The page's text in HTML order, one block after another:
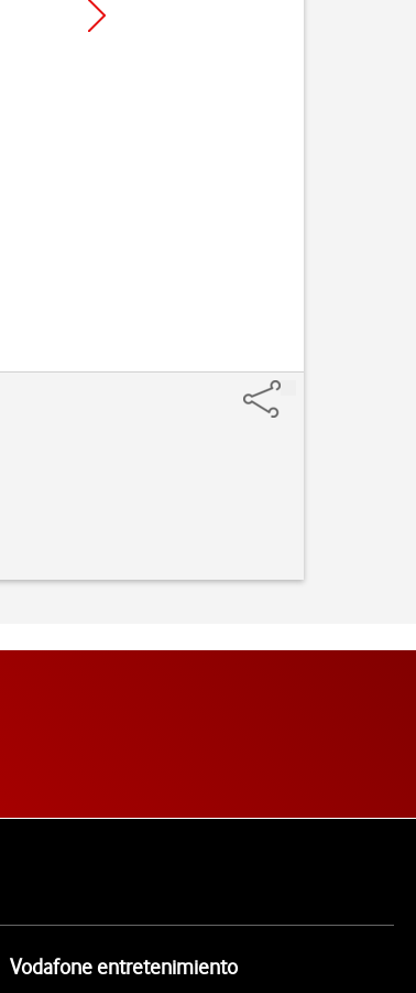
Vodafone entretenimiento